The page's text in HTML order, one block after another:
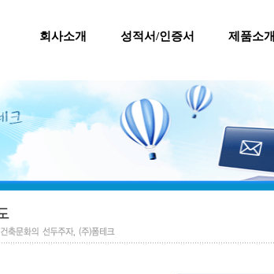
회사소개 성적서/인증서 제품소개